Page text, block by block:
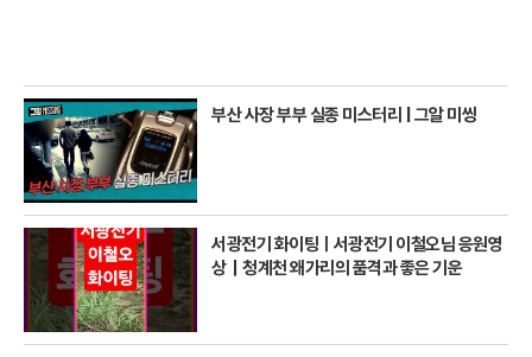
부산 사장 부부 실종 미스터리 | 그알 미씽
서광전기 화이팅ㅣ서광전기 이철오님 응원영
상｜청계천 왜가리의 품격과 좋은 기운